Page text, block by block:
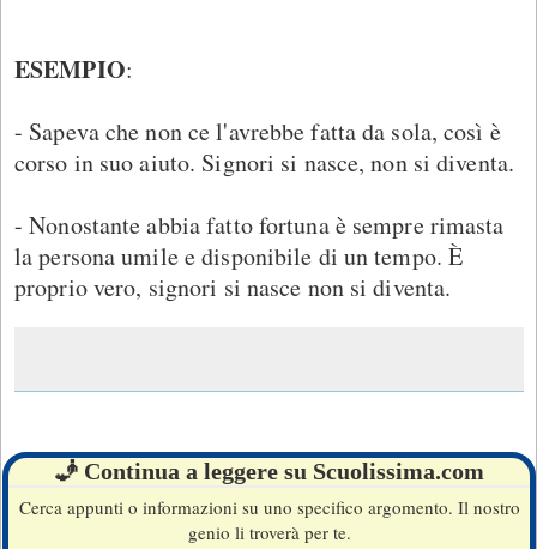
ESEMPIO:
- Sapeva che non ce l'avrebbe fatta da sola, così è
corso in suo aiuto. Signori si nasce, non si diventa.
- Nonostante abbia fatto fortuna è sempre rimasta
la persona umile e disponibile di un tempo. È
proprio vero, signori si nasce non si diventa.
🧞 Continua a leggere su Scuolissima.com
Cerca appunti o informazioni su uno specifico argomento. Il nostro
genio li troverà per te.